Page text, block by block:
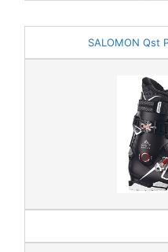
SALOMON Qst